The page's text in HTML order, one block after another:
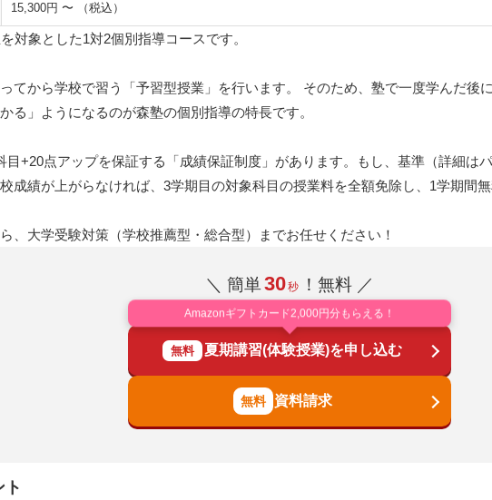
15,300円 〜 （税込）
対象とした1対2個別指導コースです。
てから学校で習う「予習型授業」を行います。 そのため、塾で一度学んだ後
る」ようになるのが森塾の個別指導の特長です。
目+20点アップを保証する「成績保証制度」があります。もし、基準（詳細は
成績が上がらなければ、3学期目の対象科目の授業料を全額免除し、1学期間
、大学受験対策（学校推薦型・総合型）までお任せください！
＼ 簡単30秒 ！無料 ／
Amazonギフトカード2,000円分もらえる！
無料 夏期講習(体験授業)を申し込む
資料請求
ト